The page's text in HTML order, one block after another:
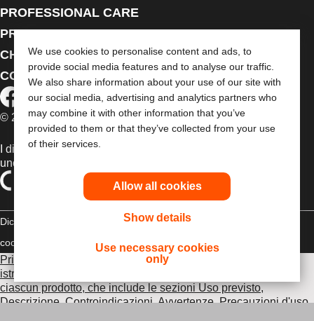
We use cookies to personalise content and ads, to
provide social media features and to analyse our traffic.
We also share information about your use of our site with
our social media, advertising and analytics partners who
may combine it with other information that you’ve
provided to them or that they’ve collected from your use
of their services.
Allow all cookies
Show details
Use necessary cookies
only
PROFESSIONAL CARE
PRODOTTI
CHI SIAMO
CONTATTACI
© 2026 Dansac A/S. Tutti i diritti riservati.
I dispositivi medici venduti nell’UE sono contrassegnati con
uno dei seguenti simboli, a seconda dei casi
Dichiarazione di copyright Politica sulla riservatezza
cookie
Prima di utilizzare uno dei prodotti indicati, leggi per intero le
istruzioni d'uso contenute nel foglietto illustrativo fornito con
ciascun prodotto, che include le sezioni Uso previsto,
Descrizione, Controindicazioni, Avvertenze, Precauzioni d'uso,